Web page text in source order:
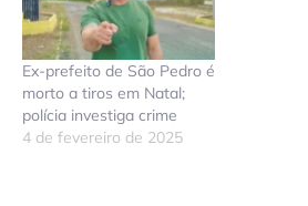
Ex-prefeito de São Pedro é
morto a tiros em Natal;
polícia investiga crime
4 de fevereiro de 2025